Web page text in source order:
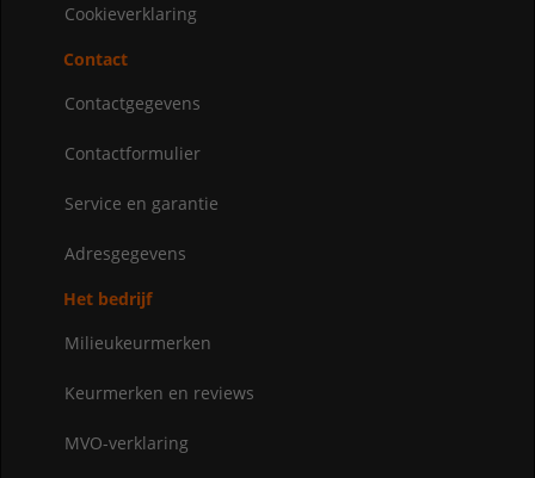
Cookieverklaring
Contact
Contactgegevens
Contactformulier
Service en garantie
Adresgegevens
Het bedrijf
Milieukeurmerken
Keurmerken en reviews
MVO-verklaring